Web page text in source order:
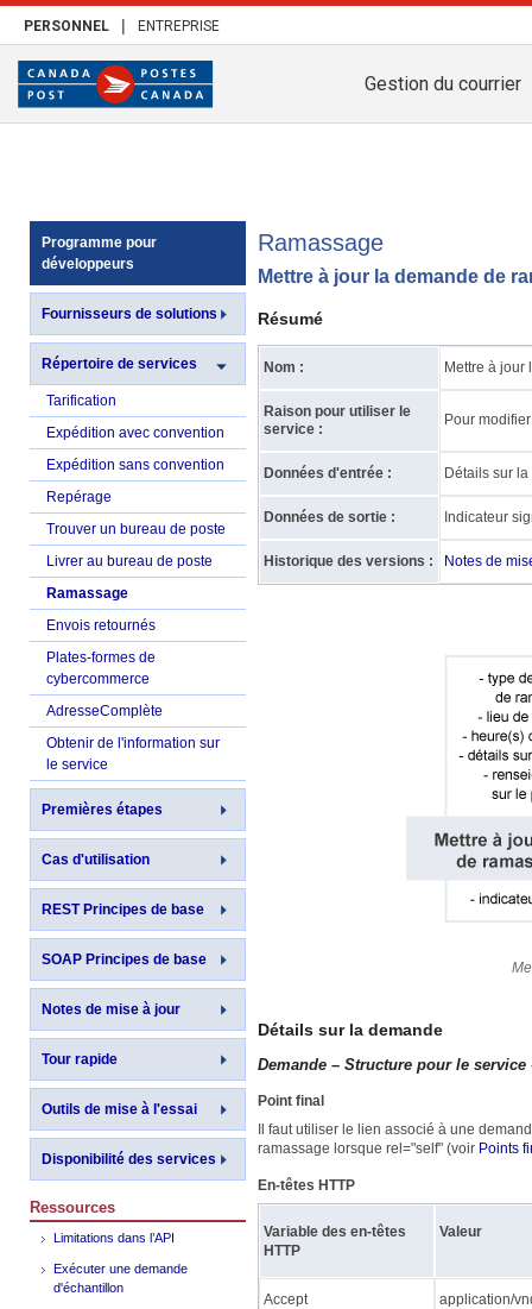
PERSONNEL | ENTREPRISE
Gestion du courrier
Programme pour
développeurs
Fournisseurs de solutions
Répertoire de services
Tarification
Expédition avec convention
Expédition sans convention
Repérage
Trouver un bureau de poste
Livrer au bureau de poste
Ramassage
Envois retournés
Plates-formes de
cybercommerce
AdresseComplète
Obtenir de l'information sur
le service
Premières étapes
Cas d'utilisation
REST Principes de base
SOAP Principes de base
Notes de mise à jour
Tour rapide
Outils de mise à l'essai
Disponibilité des services
Ressources
Limitations dans l’API
Exécuter une demande
d'échantillon
Ramassage
Mettre à jour la demande de
Résumé
Nom : Mettre à jour
Raison pour utiliser le
service :
Pour
Données d'entrée : Détails sur
Données de sortie : Indicateur
Historique des versions : Notes de
Détails sur la demande
Demande – Structure pour le
Point final
Il faut utiliser le lien associé à une
ramassage lorsque rel="self" (voir Points
En-têtes HTTP
Variable des en-têtes
HTTP
Valeur
Accept
application/